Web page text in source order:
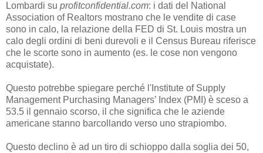
Lombardi su profitconfidential.com: i dati del National
Association of Realtors mostrano che le vendite di case
sono in calo, la relazione della FED di St. Louis mostra un
calo degli ordini di beni durevoli e il Census Bureau riferisce
che le scorte sono in aumento (es. le cose non vengono
acquistate).
Questo potrebbe spiegare perché l'Institute of Supply
Management Purchasing Managers’ Index (PMI) è sceso a
53.5 il gennaio scorso, il che significa che le aziende
americane stanno barcollando verso uno strapiombo.
Questo declino è ad un tiro di schioppo dalla soglia dei 50,